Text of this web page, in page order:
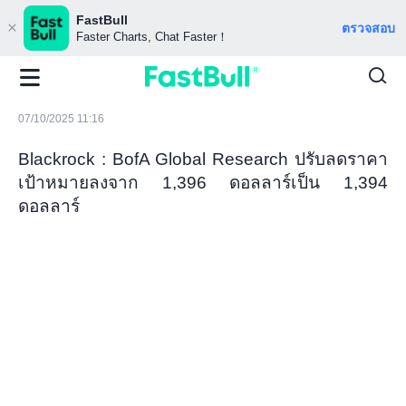
FastBull
Faster Charts, Chat Faster！
ตรวจสอบ
07/10/2025 11:16
Blackrock : BofA Global Research ปรับลดราคา
เป้าหมายลงจาก 1,396 ดอลลาร์เป็น 1,394
ดอลลาร์